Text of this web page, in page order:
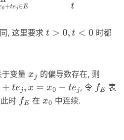
, 这里要求t>0 t< 0
时都
于变量 xj
的偏导数存在, 则
−t ej , 令 fE 表
时 fE 在 x0 中连续.